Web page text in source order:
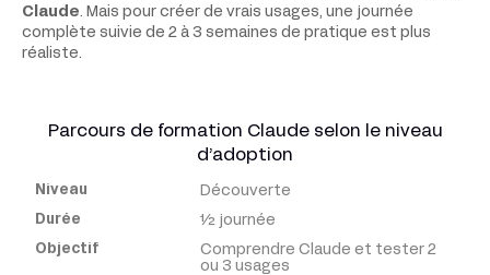
Claude. Mais pour créer de vrais usages, une journée
complète suivie de 2 à 3 semaines de pratique est plus
réaliste.
Parcours de formation Claude selon le niveau
d’adoption
Niveau
Durée
Découverte
½ journée
Comprendre Claude et tester 2
ou 3 usages